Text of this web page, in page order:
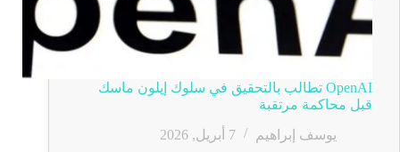
OpenAI تطالب بالتحقيق في سلوك إيلون ماسك
قبل محاكمة مرتقبة
يوسف إبراهيم
7 أبريل, 2026